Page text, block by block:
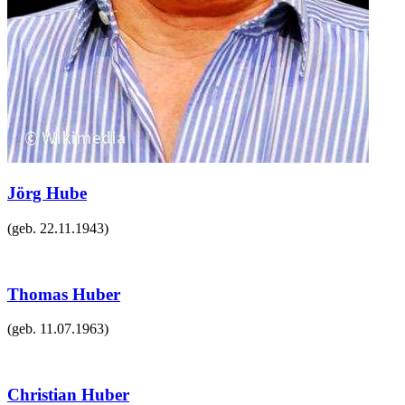
Jörg Hube
(geb. 22.11.1943)
Thomas Huber
(geb. 11.07.1963)
Christian Huber